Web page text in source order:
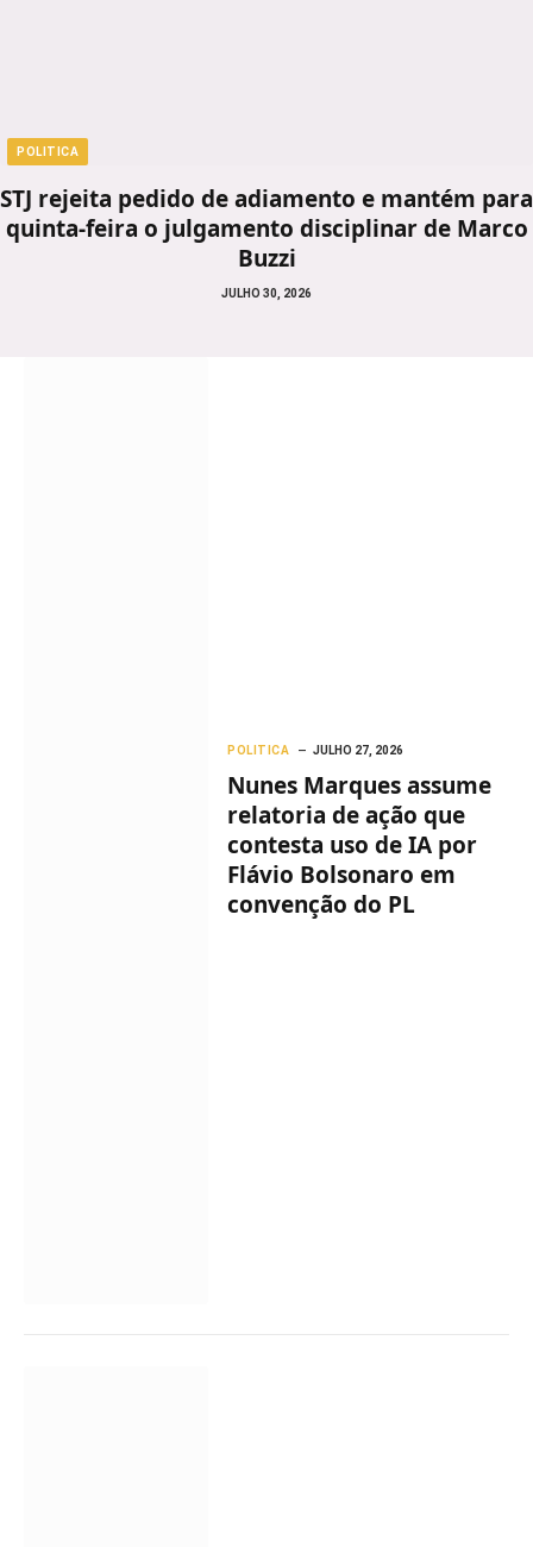
POLITICA
STJ rejeita pedido de adiamento e mantém para
quinta-feira o julgamento disciplinar de Marco
Buzzi
JULHO 30, 2026
POLITICA JULHO 27, 2026
Nunes Marques assume
relatoria de ação que
contesta uso de IA por
Flávio Bolsonaro em
convenção do PL